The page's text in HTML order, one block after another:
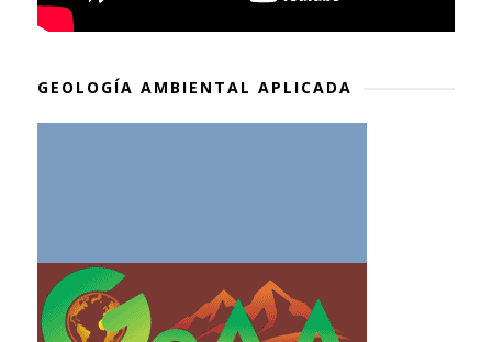
GEOLOGÍA AMBIENTAL APLICADA